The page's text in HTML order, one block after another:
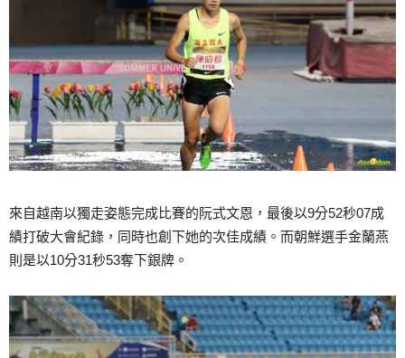
來自越南以獨走姿態完成比賽的阮式文恩，最後以9分52秒07成
績打破大會紀錄，同時也創下她的次佳成績。而朝鮮選手金蘭燕
則是以10分31秒53奪下銀牌。